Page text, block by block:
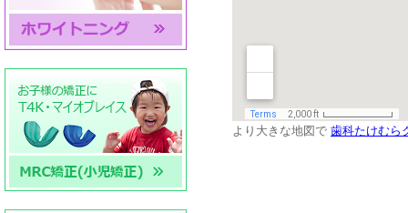
より大きな地図で 歯科たけむら